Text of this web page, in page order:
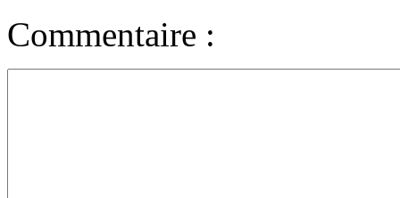
Commentaire :